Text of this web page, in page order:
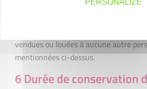
vendues ou louées à aucune autre
mentionnées ci-dessus.
6 Durée de conservation
PERSONALIZE